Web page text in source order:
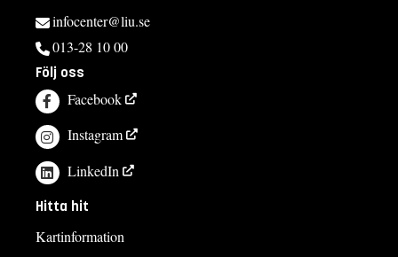
infocenter@liu.se
013-28 10 00
Följ oss
Facebook
Instagram
LinkedIn
Hitta hit
Kartinformation